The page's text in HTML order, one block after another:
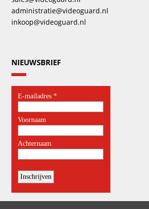
administratie@videoguard.nl
inkoop@videoguard.nl
NIEUWSBRIEF